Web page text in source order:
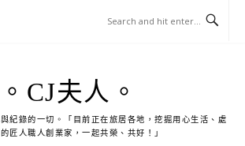
。CJ夫人。
紀錄的一切。「目前正在旅居各地，挖掘用心生活、處
匠人職人創業家，一起共榮、共好！」